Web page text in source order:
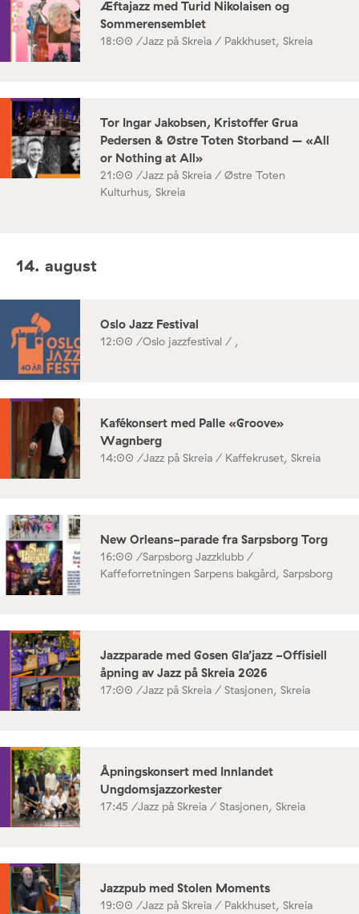
Æftajazz med Turid Nikolaisen og
Sommerensemblet
18:00 /Jazz på Skreia / Pakkhuset, Skreia
Tor Ingar Jakobsen, Kristoffer Grua
Pedersen & Østre Toten Storband – «All
or Nothing at All»
21:00 /Jazz på Skreia / Østre Toten
Kulturhus, Skreia
14. august
Oslo Jazz Festival
12:00 /Oslo jazzfestival / ,
Kafékonsert med Palle «Groove»
Wagnberg
14:00 /Jazz på Skreia / Kaffekruset, Skreia
New Orleans-parade fra Sarpsborg Torg
16:00 /Sarpsborg Jazzklubb /
Kaffeforretningen Sarpens bakgård, Sarpsborg
Jazzparade med Gosen Gla’jazz -Offisiell
åpning av Jazz på Skreia 2026
17:00 /Jazz på Skreia / Stasjonen, Skreia
Åpningskonsert med Innlandet
Ungdomsjazzorkester
17:45 /Jazz på Skreia / Stasjonen, Skreia
Jazzpub med Stolen Moments
19:00 /Jazz på Skreia / Pakkhuset, Skreia